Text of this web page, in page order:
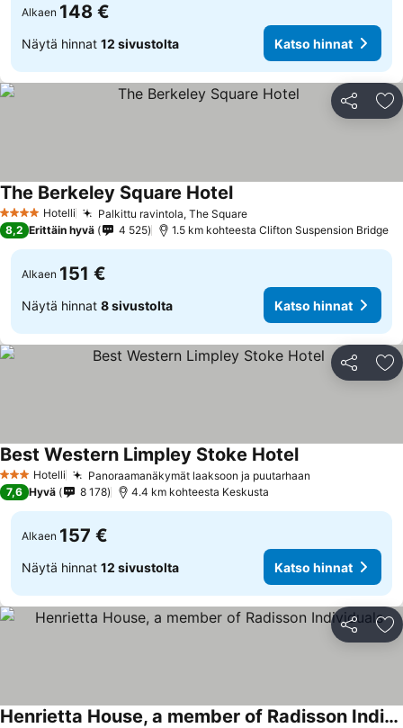
Alkaen 148 €
Näytä hinnat 12 sivustolta Katso hinnat
Jaa
4 Tähtiluokitus
Hotelli Palkittu ravintola, The Square
The Berkeley Square Hotel
8,2 Erittäin hyvä 4 525 1.5 km kohteesta Clifton Suspension Bridge
Alkaen 151 €
Näytä hinnat 8 sivustolta Katso hinnat
Jaa
3 Tähtiluokitus
Hotelli Panoraamanäkymät laaksoon ja puutarhaan
Best Western Limpley Stoke Hotel
7,6 Hyvä 8 178 4.4 km kohteesta Keskusta
Alkaen 157 €
Näytä hinnat 12 sivustolta Katso hinnat
Jaa
Henrietta House, a member of Radisson Individuals